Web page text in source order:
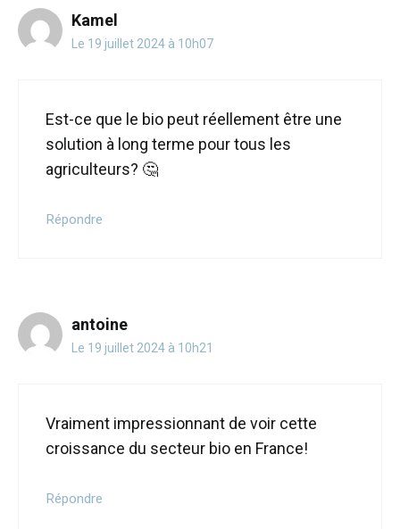
Kamel
Le 19 juillet 2024 à 10h07
Est-ce que le bio peut réellement être une
solution à long terme pour tous les
agriculteurs? 🤔
Répondre
antoine
Le 19 juillet 2024 à 10h21
Vraiment impressionnant de voir cette
croissance du secteur bio en France!
Répondre